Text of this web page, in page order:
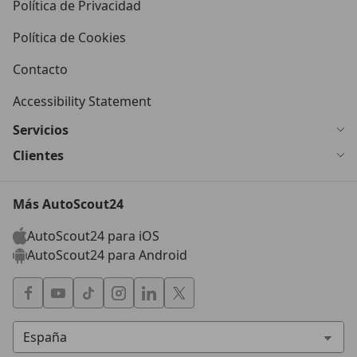
50 KW (68 PS)
Política de Privacidad
Política de Cookies
Contacto
Accessibility Statement
Servicios
Clientes
Más AutoScout24
AutoScout24 para iOS
AutoScout24 para Android